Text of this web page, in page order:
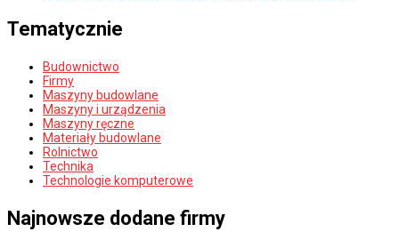
Tematycznie
Budownictwo
Firmy
Maszyny budowlane
Maszyny i urządzenia
Maszyny ręczne
Materiały budowlane
Rolnictwo
Technika
Technologie komputerowe
Najnowsze dodane firmy